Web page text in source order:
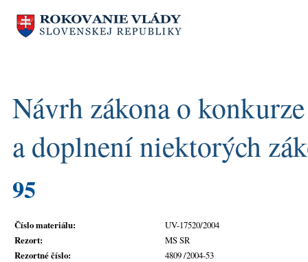
Návrh zákona o
a doplnení niektorých
95
Číslo materiálu:
UV-17520/2004
Rezort:
MS SR
Rezortné číslo:
4809 /2004-53